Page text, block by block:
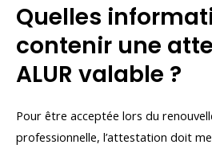
Quelles
contenir une
ALUR valable ?
Pour être acceptée lors du
professionnelle, l’attestation doit